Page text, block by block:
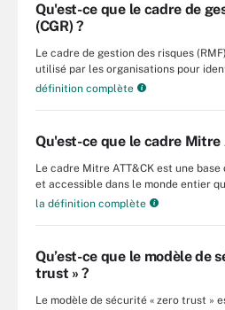
Qu'est-ce que le cadre de
(CGR) ?
Le cadre de gestion des risques
utilisé par les organisations pour
définition complète
Qu'est-ce que le cadre Mitre
Le cadre Mitre ATT&CK est une
et accessible dans le monde entier
la définition complète
Qu’est-ce que le modèle de
trust » ?
Le modèle de sécurité « zero trust »